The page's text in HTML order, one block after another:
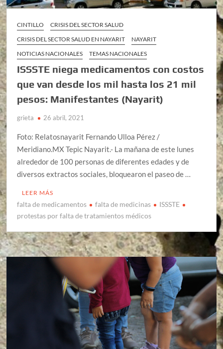
CINTILLO
CRISIS DEL SECTOR SALUD
CRISIS DEL SECTOR SALUD EN NAYARIT
NAYARIT
NOTICIAS NACIONALES
TEMAS NACIONALES
ISSSTE niega medicamentos con costos
que van desde los mil hasta los 21 mil
pesos: Manifestantes (Nayarit)
grieta 26 abril, 2021
Foto: Relatosnayarit Fernando Ulloa Pérez /
Meridiano.MX Tepic Nayarit.- La mañana de este lunes
alrededor de 100 personas de diferentes edades y de
diversos extractos sociales, bloquearon el paseo de …
LEER MÁS
falta de medicamentos falta de medicinas
ISSSTE
protestas por falta de tratamientos médicos